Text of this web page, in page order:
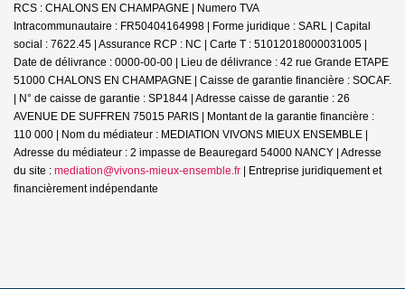
RCS : CHALONS EN CHAMPAGNE | Numero TVA
Intracommunautaire : FR50404164998 | Forme juridique : SARL | Capital
social : 7622.45 | Assurance RCP : NC | Carte T : 51012018000031005 |
Date de délivrance : 0000-00-00 | Lieu de délivrance : 42 rue Grande ETAPE
51000 CHALONS EN CHAMPAGNE | Caisse de garantie financière : SOCAF.
| N° de caisse de garantie : SP1844 | Adresse caisse de garantie : 26
AVENUE DE SUFFREN 75015 PARIS | Montant de la garantie financière :
110 000 | Nom du médiateur : MEDIATION VIVONS MIEUX ENSEMBLE |
Adresse du médiateur : 2 impasse de Beauregard 54000 NANCY | Adresse
du site : mediation@vivons-mieux-ensemble.fr | Entreprise juridiquement et
financièrement indépendante